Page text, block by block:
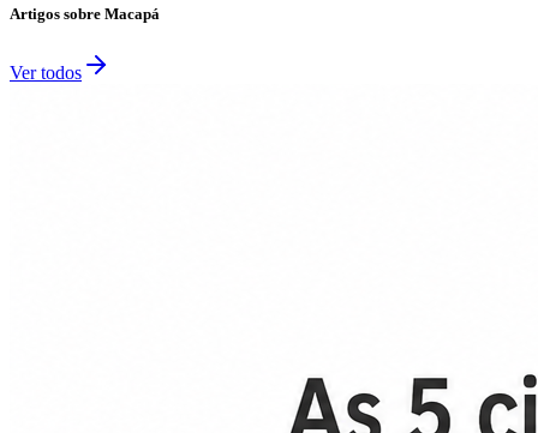
Artigos sobre Macapá
Ver todos